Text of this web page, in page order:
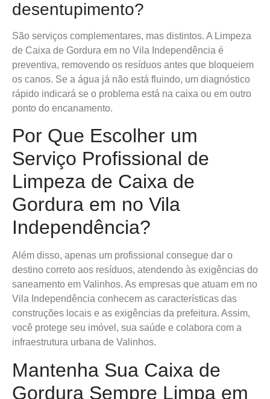
desentupimento?
São serviços complementares, mas distintos. A Limpeza
de Caixa de Gordura em no Vila Independência é
preventiva, removendo os resíduos antes que bloqueiem
os canos. Se a água já não está fluindo, um diagnóstico
rápido indicará se o problema está na caixa ou em outro
ponto do encanamento.
Por Que Escolher um
Serviço Profissional de
Limpeza de Caixa de
Gordura em no Vila
Independência?
Além disso, apenas um profissional consegue dar o
destino correto aos resíduos, atendendo às exigências do
saneamento em Valinhos. As empresas que atuam em no
Vila Independência conhecem as características das
construções locais e as exigências da prefeitura. Assim,
você protege seu imóvel, sua saúde e colabora com a
infraestrutura urbana de Valinhos.
Mantenha Sua Caixa de
Gordura Sempre Limpa em